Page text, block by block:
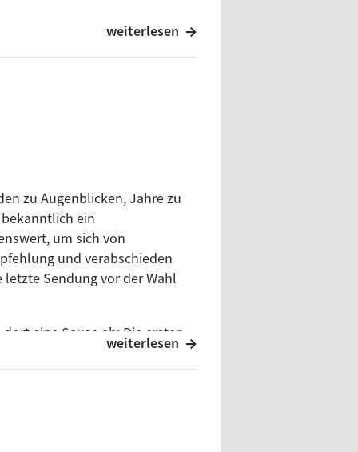
Freiherr von Eichendorff:
dabei sind unter anderem (A
weiterlesen
zu Augenblicken, Jahre zu
ein
um sich von
und verabschieden
Sendung vor der Wahl
eine Sause ab: Die ersten
danach geht es dann
seit August 2021 das Ohr der
| Titel | Label [Katalog] |
weiterlesen